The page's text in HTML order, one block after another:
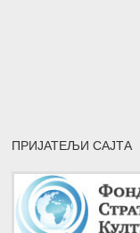
ПРИЈАТЕЉИ САЈТА